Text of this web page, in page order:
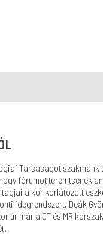
Társaságot szakmánk
fórumot teremtsenek
tagjai a kor korlátozott
idegrendszert. Deák
úr már a CT és MR